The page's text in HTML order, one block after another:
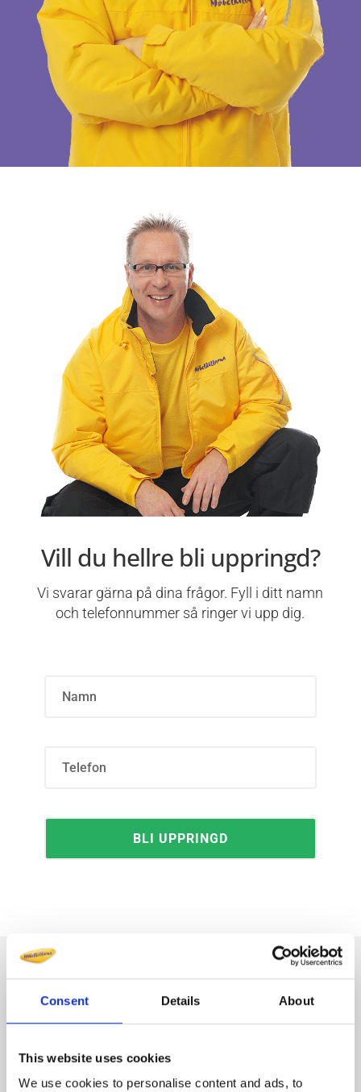
Consent Details About
This website uses cookies
We use cookies to personalise content and ads, to
Vill du hellre bli uppringd?
Vi svarar gärna på dina frågor. Fyll i ditt namn
och telefonnummer så ringer vi upp dig.
Välj Möbelkillarna som
flyttfirma och du får
Marknadens bästa garantier